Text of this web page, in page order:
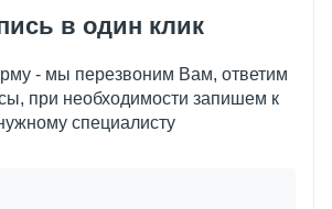
в один клик
- мы перезвоним Вам, ответим
при необходимости запишем к
специалисту